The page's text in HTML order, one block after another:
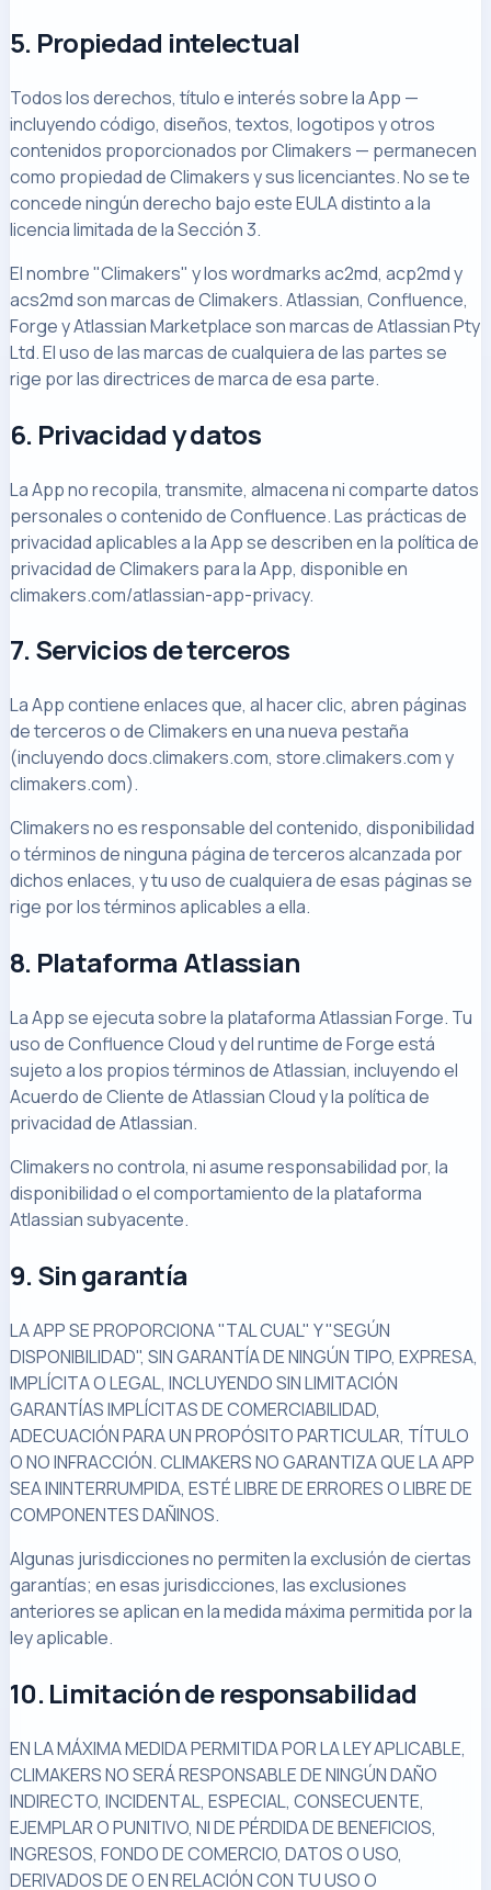
5. Propiedad intelectual
Todos los derechos, título e interés sobre la App —
incluyendo código, diseños, textos, logotipos y otros
contenidos proporcionados por Climakers — permanecen
como propiedad de Climakers y sus licenciantes. No se te
concede ningún derecho bajo este EULA distinto a la
licencia limitada de la Sección 3.
El nombre "Climakers" y los wordmarks ac2md, acp2md y
acs2md son marcas de Climakers. Atlassian, Confluence,
Forge y Atlassian Marketplace son marcas de Atlassian Pty
Ltd. El uso de las marcas de cualquiera de las partes se
rige por las directrices de marca de esa parte.
6. Privacidad y datos
La App no recopila, transmite, almacena ni comparte datos
personales o contenido de Confluence. Las prácticas de
privacidad aplicables a la App se describen en la política de
privacidad de Climakers para la App, disponible en
climakers.com/atlassian-app-privacy.
7. Servicios de terceros
La App contiene enlaces que, al hacer clic, abren páginas
de terceros o de Climakers en una nueva pestaña
(incluyendo docs.climakers.com, store.climakers.com y
climakers.com).
Climakers no es responsable del contenido, disponibilidad
o términos de ninguna página de terceros alcanzada por
dichos enlaces, y tu uso de cualquiera de esas páginas se
rige por los términos aplicables a ella.
8. Plataforma Atlassian
La App se ejecuta sobre la plataforma Atlassian Forge. Tu
uso de Confluence Cloud y del runtime de Forge está
sujeto a los propios términos de Atlassian, incluyendo el
Acuerdo de Cliente de Atlassian Cloud y la política de
privacidad de Atlassian.
Climakers no controla, ni asume responsabilidad por, la
disponibilidad o el comportamiento de la plataforma
Atlassian subyacente.
9. Sin garantía
LA APP SE PROPORCIONA "TAL CUAL" Y "SEGÚN
DISPONIBILIDAD", SIN GARANTÍA DE NINGÚN TIPO, EXPRESA,
IMPLÍCITA O LEGAL, INCLUYENDO SIN LIMITACIÓN
GARANTÍAS IMPLÍCITAS DE COMERCIABILIDAD,
ADECUACIÓN PARA UN PROPÓSITO PARTICULAR, TÍTULO
O NO INFRACCIÓN. CLIMAKERS NO GARANTIZA QUE LA APP
SEA ININTERRUMPIDA, ESTÉ LIBRE DE ERRORES O LIBRE DE
COMPONENTES DAÑINOS.
Algunas jurisdicciones no permiten la exclusión de ciertas
garantías; en esas jurisdicciones, las exclusiones
anteriores se aplican en la medida máxima permitida por la
ley aplicable.
10. Limitación de responsabilidad
EN LA MÁXIMA MEDIDA PERMITIDA POR LA LEY APLICABLE,
CLIMAKERS NO SERÁ RESPONSABLE DE NINGÚN DAÑO
INDIRECTO, INCIDENTAL, ESPECIAL, CONSECUENTE,
EJEMPLAR O PUNITIVO, NI DE PÉRDIDA DE BENEFICIOS,
INGRESOS, FONDO DE COMERCIO, DATOS O USO,
DERIVADOS DE O EN RELACIÓN CON TU USO O